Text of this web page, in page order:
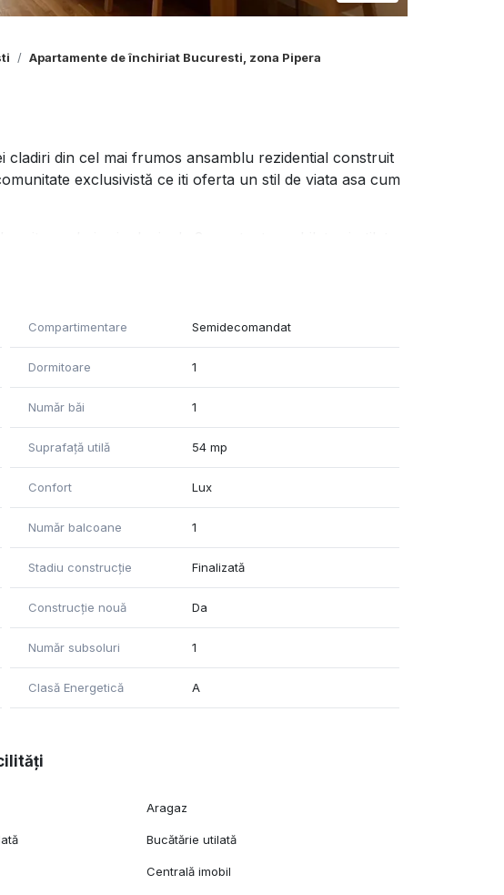
Apartamente de închiriat Bucuresti, zona Pipera
din cel mai frumos ansamblu rezidential construit
exclusivistă ce iti oferta un stil de viata asa cum
Compartimentare Semidecomandat
Dormitoare 1
Număr băi 1
Suprafață utilă 54 mp
Confort Lux
Număr balcoane 1
Stadiu construcție Finalizată
Construcție nouă Da
Număr subsoluri 1
Clasă Energetică A
Aragaz
Bucătărie utilată
Centrală imobil